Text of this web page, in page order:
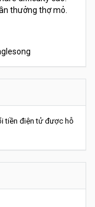
thưởng thợ mỏ.
tiền điện tử được hỗ